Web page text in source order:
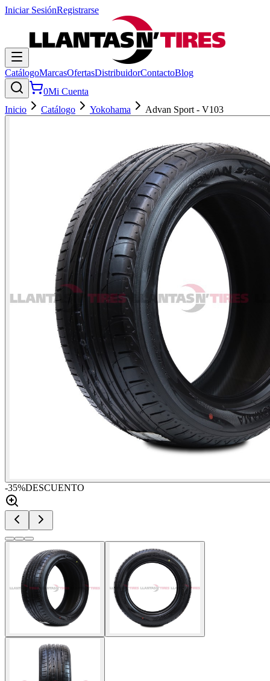
Iniciar SesiónRegistrarse
CatálogoMarcasOfertasDistribuidorContactoBlog
0Mi Cuenta
Inicio
Catálogo Yokohama Advan Sport - V103
-35%DESCUENTO